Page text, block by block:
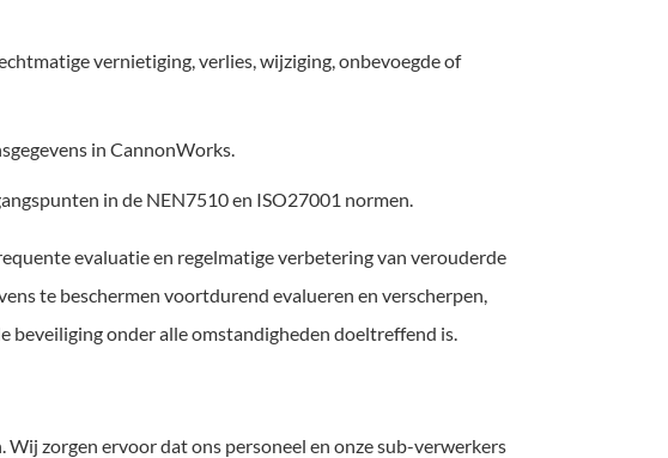
vernietiging, verlies, wijziging, onbevoegde of
in CannonWorks.
in de NEN7510 en ISO27001 normen.
evaluatie en regelmatige verbetering van verouderde
te beschermen voortdurend evalueren en verscherpen,
beveiliging onder alle omstandigheden doeltreffend is.
zorgen ervoor dat ons personeel en onze sub-verwerkers